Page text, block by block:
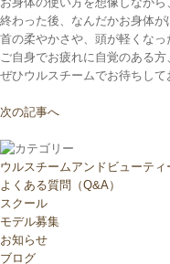
終わった後、なんだかお身体が
首の柔やかさや、頭が軽くなっ
ご自身でお疲れに自覚のある方
ぜひウルスチームでお待ちして
次の記事へ
ウルスチームアンドビューティ
よくある質問（Q&A）
スクール
モデル募集
お知らせ
ブログ